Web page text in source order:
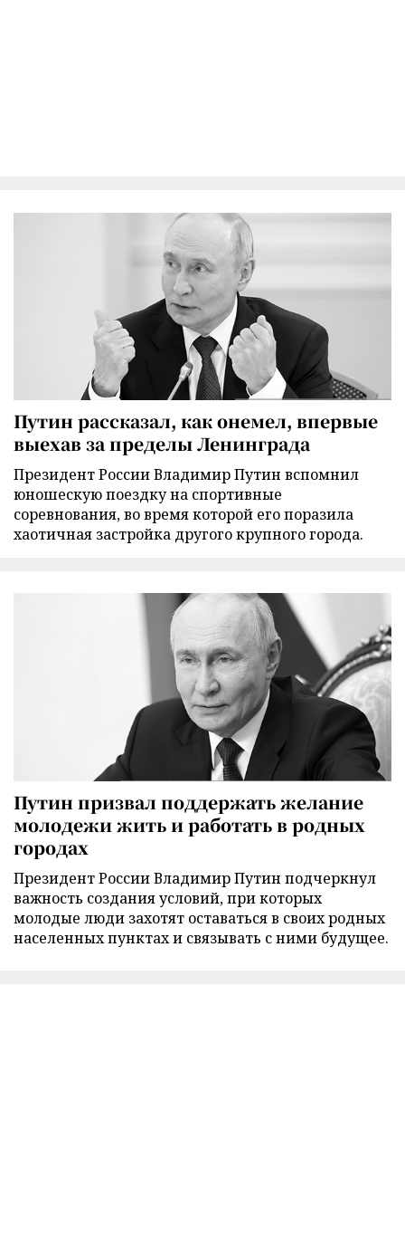
Путин рассказал, как онемел, впервые
выехав за пределы Ленинграда
Президент России Владимир Путин вспомнил
юношескую поездку на спортивные
соревнования, во время которой его поразила
хаотичная застройка другого крупного города.
Путин призвал поддержать желание
молодежи жить и работать в родных
городах
Президент России Владимир Путин подчеркнул
важность создания условий, при которых
молодые люди захотят оставаться в своих родных
населенных пунктах и связывать с ними будущее.